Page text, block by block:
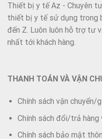
Thiết bị y tế Az - Chuyên
thiết bị y tế sử dụng trong
đến Z. Luôn luôn hỗ trợ tư
nhất tới khách hàng.
THANH TOÁN VÀ VẬN
Chính sách vận chuyển/
Chính sách đổi/trả hàng
Chính sách bảo mật